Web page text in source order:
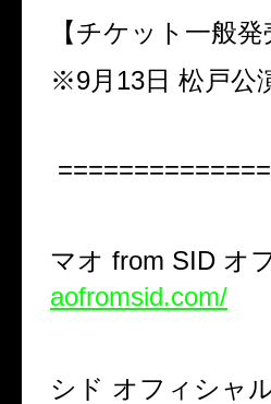
【チケット一般
※9月 13日 松戸公
マオ from SID オ
aofromsid.com/
シド オフィシャ